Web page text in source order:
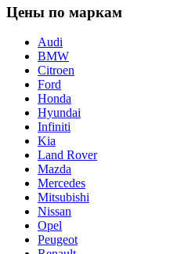
Цены по маркам
Audi
BMW
Citroen
Ford
Honda
Hyundai
Infiniti
Kia
Land Rover
Mazda
Mercedes
Mitsubishi
Nissan
Opel
Peugeot